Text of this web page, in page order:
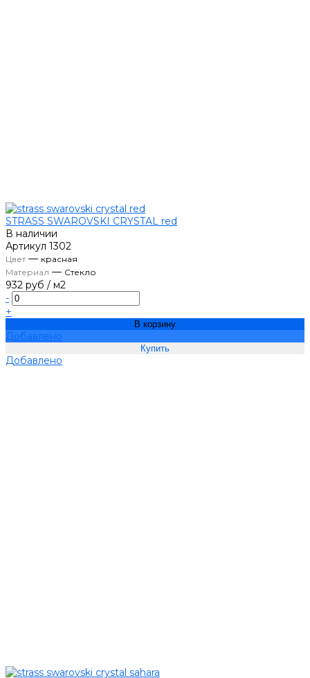
STRASS SWAROVSKI CRYSTAL red
В наличии
Артикул 1302
Цвет— красная
Материал — Стекло
932 руб / м2
-
+
В корзину
Добавлено
Добавлено